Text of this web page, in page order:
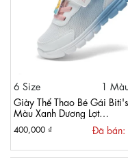
6 Size
1
Giày Thể Thao Bé Gái Biti's
Màu Xanh Dương Lợt
BSG006900XDL
400,000 ₫ Đã